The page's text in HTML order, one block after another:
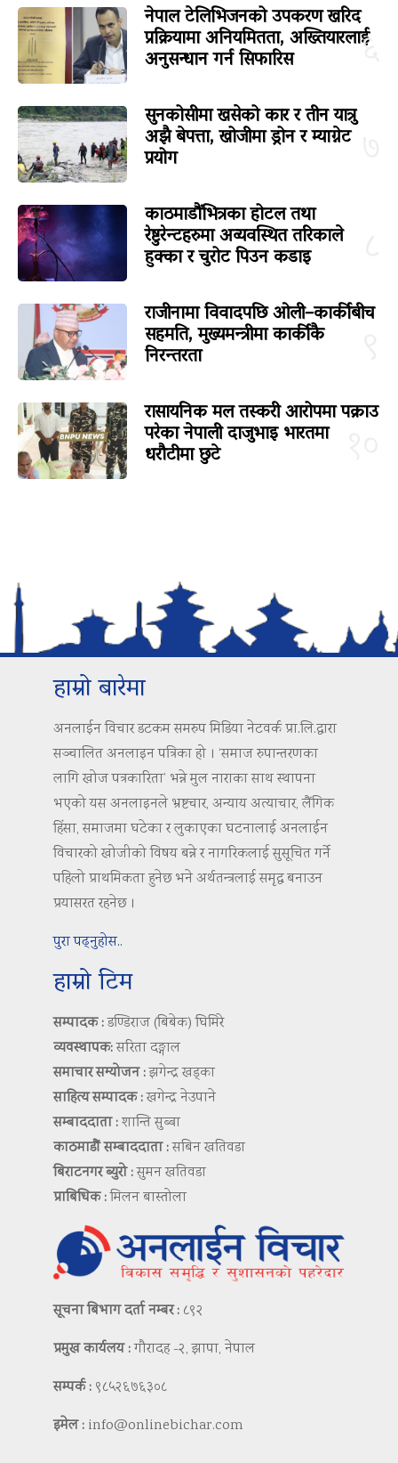
६
नेपाल टेलिभिजनको उपकरण खरिद
प्रक्रियामा अनियमितता, अख्तियारलाई
अनुसन्धान गर्न सिफारिस
सुनकोसीमा खसेको कार र तीन यात्रु
अझै बेपत्ता, खोजीमा ड्रोन र म्याग्नेट
प्रयोग
काठमाडौंभित्रका होटल तथा
रेष्टुरेन्टहरुमा अव्यवस्थित तरिकाले
हुक्का र चुरोट पिउन कडाइ
राजीनामा विवादपछि ओली–कार्कीबीच
सहमति, मुख्यमन्त्रीमा कार्कीकै
निरन्तरता
रासायनिक मल तस्करी आरोपमा पक्राउ
परेका नेपाली दाजुभाइ भारतमा
धरौटीमा छुटे
हाम्रो बारेमा
अनलाईन विचार डटकम समरुप मिडिया नेटवर्क प्रा.लि.द्वारा
सञ्चालित अनलाइन पत्रिका हो । ‘समाज रुपान्तरणका
लागि खोज पत्रकारिता’ भन्ने मुल नाराका साथ स्थापना
भएको यस अनलाइनले भ्रष्टचार, अन्याय अत्याचार, लैंगिक
हिंसा, समाजमा घटेका र लुकाएका घटनालाई अनलाईन
विचारको खोजीको विषय बन्ने र नागरिकलाई सुसूचित गर्ने
पहिलो प्राथमिकता हुनेछ भने अर्थतन्त्रलाई समृद्ध बनाउन
प्रयासरत रहनेछ ।
पुरा पढ्नुहोस..
हाम्रो टिम
सम्पादक :डण्डिराज (बिबेक) घिमिरे
व्यवस्थापक:सरिता दङ्गाल
समाचार सम्योजन :झगेन्द्र खड्का
साहित्य सम्पादक :खगेन्द्र नेउपाने
सम्बाददाता :शान्ति सुब्बा
काठमाडौं सम्बाददाता :सबिन खतिवडा
बिराटनगर ब्युरो :सुमन खतिवडा
प्राबिधिक :मिलन बास्तोला
सूचना बिभाग दर्ता नम्बर : ८९२
प्रमुख कार्यलय :गौरादह -२, झापा, नेपाल
सम्पर्क : ९८५२६७६३०८
इमेल : info@onlinebichar.com